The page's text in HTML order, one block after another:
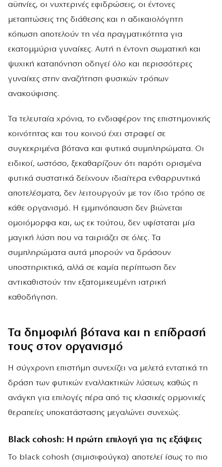
αϋπνίες, οι νυχτερινές εφιδρώσεις, οι έντονες
μεταπτώσεις της διάθεσης και η αδικαιολόγητη
κόπωση αποτελούν τη νέα πραγματικότητα για
εκατομμύρια γυναίκες. Αυτή η έντονη σωματική και
ψυχική καταπόνηση οδηγεί όλο και περισσότερες
γυναίκες στην αναζήτηση φυσικών τρόπων
ανακούφισης.
Τα τελευταία χρόνια, το ενδιαφέρον της επιστημονικής
κοινότητας και του κοινού έχει στραφεί σε
συγκεκριμένα βότανα και φυτικά συμπληρώματα. Οι
ειδικοί, ωστόσο, ξεκαθαρίζουν ότι παρότι ορισμένα
φυτικά συστατικά δείχνουν ιδιαίτερα ενθαρρυντικά
αποτελέσματα, δεν λειτουργούν με τον ίδιο τρόπο σε
κάθε οργανισμό. Η εμμηνόπαυση δεν βιώνεται
ομοιόμορφα και, ως εκ τούτου, δεν υφίσταται μία
μαγική λύση που να ταιριάζει σε όλες. Τα
συμπληρώματα αυτά μπορούν να δράσουν
υποστηρικτικά, αλλά σε καμία περίπτωση δεν
αντικαθιστούν την εξατομικευμένη ιατρική
καθοδήγηση.
Τα δημοφιλή βότανα και η επίδρασή
τους στον οργανισμό
Η σύγχρονη επιστήμη συνεχίζει να μελετά εντατικά τη
δράση των φυτικών εναλλακτικών λύσεων, καθώς η
ανάγκη για επιλογές πέρα από τις κλασικές ορμονικές
θεραπείες υποκατάστασης μεγαλώνει συνεχώς.
Black cohosh: Η πρώτη επιλογή για τις εξάψεις
Το black cohosh (σιμισιφούγκα) αποτελεί ίσως το πιο